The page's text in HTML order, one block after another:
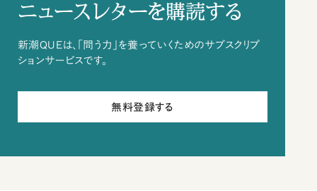
ニュースレターを購読する
新潮QUEは、「問う力」を養っていくためのサブスクリプ
ションサービスです。
無料登録する